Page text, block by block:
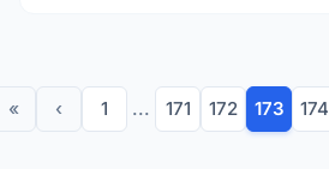
« ‹ 1 ... 171 172 173 174